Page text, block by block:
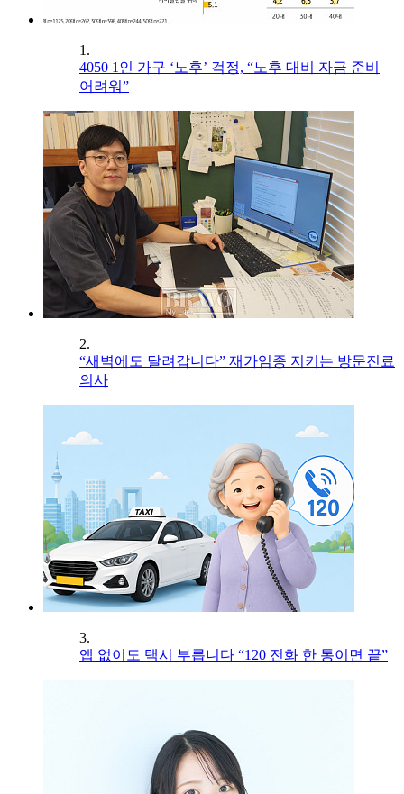
1.
4050 1인 가구 ‘노후’ 걱정, “노후 대비 자금 준비
어려워”
2.
“새벽에도 달려갑니다” 재가임종 지키는 방문진료
의사
3.
앱 없이도 택시 부릅니다 “120 전화 한 통이면 끝”